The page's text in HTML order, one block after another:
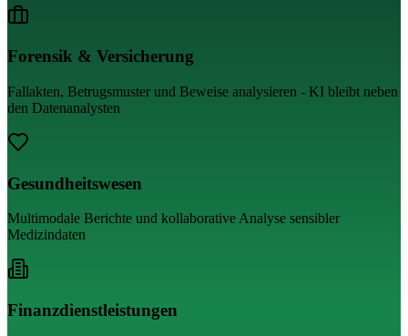
Forensik & Versicherung
Fallakten, Betrugsmuster und Beweise analysieren - KI bleibt neben
den Datenanalysten
Gesundheitswesen
Multimodale Berichte und kollaborative Analyse sensibler
Medizindaten
Finanzdienstleistungen